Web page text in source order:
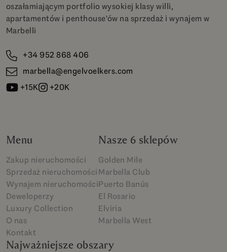
oszałamiającym portfolio wysokiej klasy willi,
apartamentów i penthouse'ów na sprzedaż i wynajem w
Marbelli
+34 952 868 406
marbella@engelvoelkers.com
+15K
+20K
Menu
Zakup nieruchomości
Sprzedaż nieruchomości
Wynajem nieruchomości
Deweloperzy
Luxury Collection
O nas
Kontakt
Nasze 6 sklepów
Golden Mile
Marbella Club
Puerto Banús
El Rosario
Elviria
Marbella West
Najważniejsze obszary